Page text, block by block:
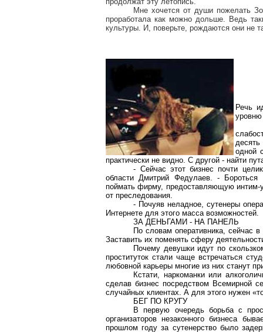
Мне хочется от души пожелать
проработала как можно дольше. Ведь
культуры. И, поверьте, рождаются они не
Речь
уровню
одной
практически не видно. С другой - найти
- Сейчас этот бизнес почти
области Дмитрий Федулаев. - Бороться
поймать фирму, предоставляющую интим-
от преследования.
- Почуяв неладное, сутенеры
Интернете для этого масса возможностей.
ЗА ДЕНЬГАМИ - НА ПАНЕЛЬ
По словам оперативника, сейчас
Заставить их поменять сферу
Почему девушки идут по
проституток стали чаще встречаться
любовной карьеры многие из них станут
Кстати, наркоманки или
сделав бизнес посредством Всемирной
случайных клиентах. А для этого нужен
БЕГ ПО КРУГУ
В первую очередь борьба с
организаторов незаконного бизнеса
прошлом году за сутенерство было